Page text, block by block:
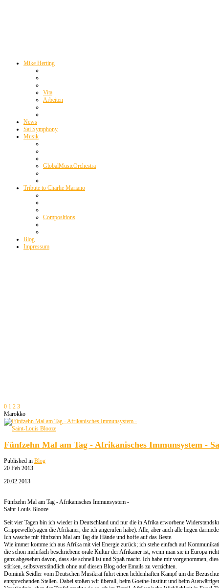
Mike Herting
Vita
Arbeiten
News
Sai Symphony
Musik
GlobalMusicOrchestra
Tribute to Charlie Mariano
Compositions
Blog
Impressum
0 1 2 3
Marokko
Fünfzehn Mal am Tag - Afrikanisches Immunsystem -
Published in Blog
20 Feb 2013
20.02.2013
Fünfzehn Mal am Tag - Afrikanisches Immunsystem -
Saint-Louis Blooze
Seit vier Tagen bin ich wieder in Deutschland und nur die in Afrika erworbene
Grippewelle(sagen die Afrikaner, die ich angerufen habe). Alle, aber auch alle liegen
Ich wasche mir fünfzehn Mal am Tag die Hände und hoffe auf das Beste.
Wie immer komme ich aus Afrika mit viel Energie zurück; ich stehe einfach auf
die schon mehrfach beschriebene orale Kultur der Afrikaner ist, wenn man sie in Europa
ganz abgesehen davon, dass sie schnell ist und Spaß macht. Ich habe mir vorgenommen,
stärken, selbstverständlich ohne auf diesen Blog oder Emails zu verzichten.
Dominik Seidler vom Deutschen Musikrat führt einen heldenhaften Kampf um die
entsprechenden Stellen. Dabei stoßen wir überall, beim Goethe-Institut und beim